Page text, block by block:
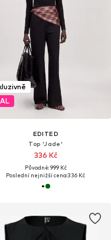
EDITED
Top 'Jade'
336 Kč
Původně: 999 Kč
Poslední nejnižší cena:336 Kč